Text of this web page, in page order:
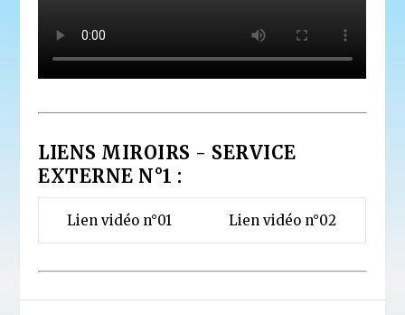
LIENS MIROIRS - SERVICE
EXTERNE N°1 :
Lien vidéo n°01 Lien vidéo n°02